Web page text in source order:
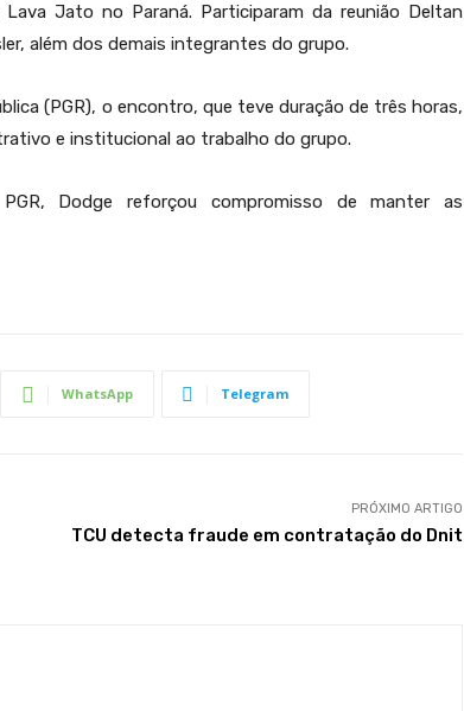
Jato no Paraná. Participaram da reunião Deltan
além dos demais integrantes do grupo.
(PGR), o encontro, que teve duração de três horas,
e institucional ao trabalho do grupo.
Dodge reforçou compromisso de manter as
WhatsApp Telegram
PRÓXIMO ARTIGO
TCU detecta fraude em contratação do Dnit